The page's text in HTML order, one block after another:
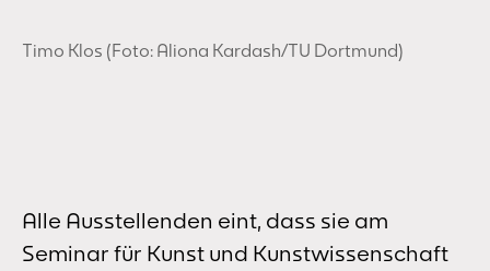
Timo Klos (Foto: Aliona Kardash/TU Dortmund)
Alle Ausstellenden eint, dass sie am
Seminar für Kunst und Kunstwissenschaft